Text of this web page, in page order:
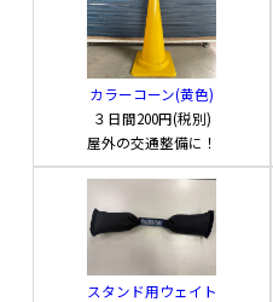
カラーコーン(黄色)
３日間200円(税別)
屋外の交通整備に！
スタンド用ウェイト